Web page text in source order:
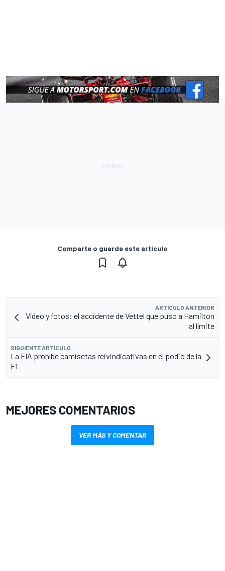
Comparte o guarda este artículo
ARTÍCULO ANTERIOR
Vídeo y fotos: el accidente de Vettel que puso a Hamilton
al límite
SIGUIENTE ARTÍCULO
La FIA prohíbe camisetas reivindicativas en el podio de la
F1
MEJORES COMENTARIOS
VER MÁS Y COMENTAR